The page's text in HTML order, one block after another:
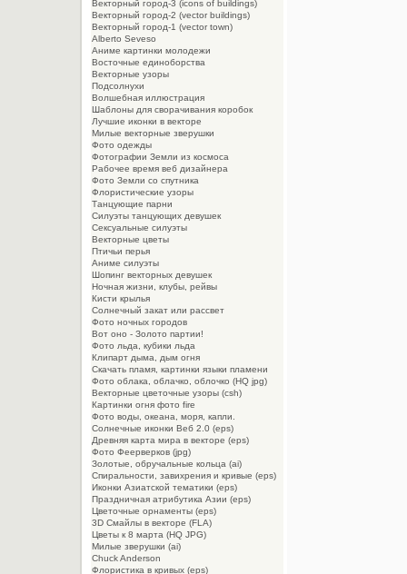
Векторный город-3 (icons of buildings)
Векторный город-2 (vector buildings)
Векторный город-1 (vector town)
Alberto Seveso
Aниме картинки молодежи
Восточные единоборства
Векторные узоры
Подсолнухи
Волшебная иллюстрация
Шаблоны для сворачивания коробок
Лучшие иконки в векторе
Милые векторные зверушки
Фото одежды
Фотографии Земли из космоса
Рабочее время веб дизайнера
Фото Земли со спутника
Флористические узоры
Танцующие парни
Силуэты танцующих девушек
Сексуальные силуэты
Векторные цветы
Птичьи перья
Аниме силуэты
Шопинг векторных девушек
Ночная жизни, клубы, рейвы
Кисти крылья
Солнечный закат или рассвет
Фото ночных городов
Вот оно - Золото партии!
Фото льда, кубики льда
Клипарт дыма, дым огня
Cкачать пламя, картинки языки пламени
Фото облака, облачко, облочко (HQ jpg)
Векторные цветочные узоры (csh)
Картинки огня фото fire
Фото воды, океана, моря, капли.
Солнечные иконки Веб 2.0 (eps)
Древняя карта мира в векторе (eps)
Фото Феерверков (jpg)
Золотые, обручальные кольца (ai)
Спиральности, завихрения и кривые (eps)
Иконки Азиатской тематики (eps)
Праздничная атрибутика Азии (eps)
Цветочные орнаменты (eps)
3D Смайлы в векторе (FLA)
Цветы к 8 марта (HQ JPG)
Милые зверушки (ai)
Chuck Anderson
Флористика в кривых (eps)